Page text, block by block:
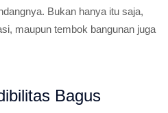
Bukan hanya itu saja,
maupun tembok bangunan juga
Bagus